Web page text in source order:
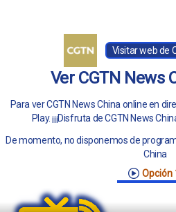
Visitar web de
Ver CGTN News
Para ver CGTN News China online en
Play. ¡¡¡Disfruta de CGTN News
De momento, no disponemos de
China
Opción